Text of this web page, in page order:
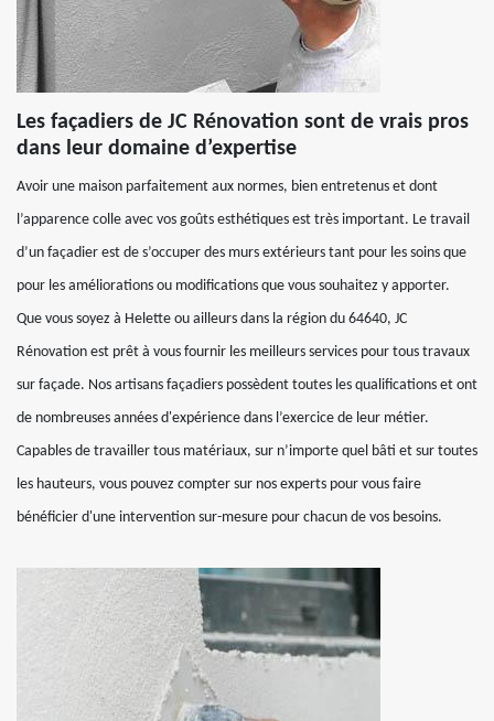
Les façadiers de JC Rénovation sont de vrais pros
dans leur domaine d’expertise
Avoir une maison parfaitement aux normes, bien entretenus et dont
l’apparence colle avec vos goûts esthétiques est très important. Le travail
d’un façadier est de s’occuper des murs extérieurs tant pour les soins que
pour les améliorations ou modifications que vous souhaitez y apporter.
Que vous soyez à Helette ou ailleurs dans la région du 64640, JC
Rénovation est prêt à vous fournir les meilleurs services pour tous travaux
sur façade. Nos artisans façadiers possèdent toutes les qualifications et ont
de nombreuses années d'expérience dans l’exercice de leur métier.
Capables de travailler tous matériaux, sur n’importe quel bâti et sur toutes
les hauteurs, vous pouvez compter sur nos experts pour vous faire
bénéficier d'une intervention sur-mesure pour chacun de vos besoins.